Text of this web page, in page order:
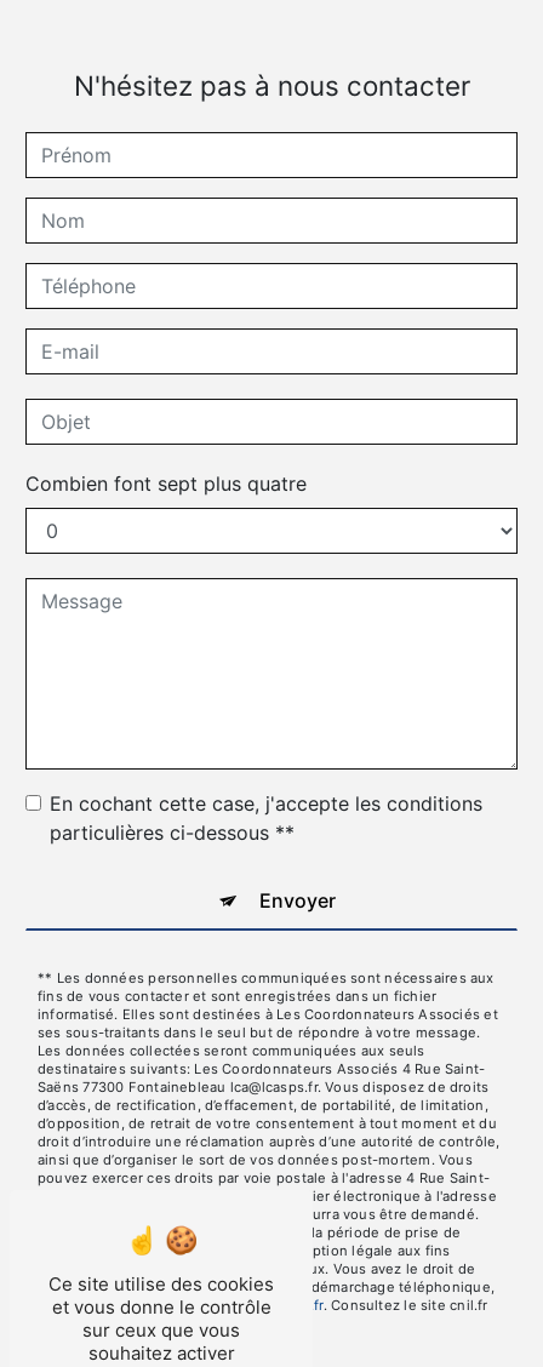
N'hésitez pas à nous contacter
Combien font sept plus quatre
En cochant cette case, j'accepte les conditions
particulières ci-dessous **
Envoyer
** Les données personnelles communiquées sont nécessaires aux
fins de vous contacter et sont enregistrées dans un fichier
informatisé. Elles sont destinées à Les Coordonnateurs Associés et
ses sous-traitants dans le seul but de répondre à votre message.
Les données collectées seront communiquées aux seuls
destinataires suivants: Les Coordonnateurs Associés 4 Rue Saint-
Saëns 77300 Fontainebleau lca@lcasps.fr. Vous disposez de droits
d’accès, de rectification, d’effacement, de portabilité, de limitation,
d’opposition, de retrait de votre consentement à tout moment et du
droit d’introduire une réclamation auprès d’une autorité de contrôle,
ainsi que d’organiser le sort de vos données post-mortem. Vous
pouvez exercer ces droits par voie postale à l'adresse 4 Rue Saint-
Saëns 77300 Fontainebleau ou par courrier électronique à l'adresse
lca@lcasps.fr. Un justificatif d'identité pourra vous être demandé.
Nous conservons vos données pendant la période de prise de
contact puis pendant la durée de prescription légale aux fins
probatoires et de gestion des contentieux. Vous avez le droit de
vous inscrire sur la liste d'opposition au démarchage téléphonique,
disponible à cette adresse:Bloctel.gouv.fr. Consultez le site cnil.fr
pour plus d’informations sur vos droits.
Ce site utilise des cookies
et vous donne le contrôle
sur ceux que vous
souhaitez activer